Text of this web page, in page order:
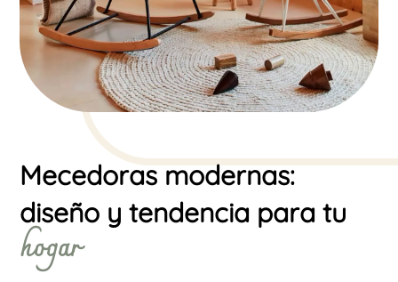
Mecedoras modernas:
diseño y tendencia para tu
hogar